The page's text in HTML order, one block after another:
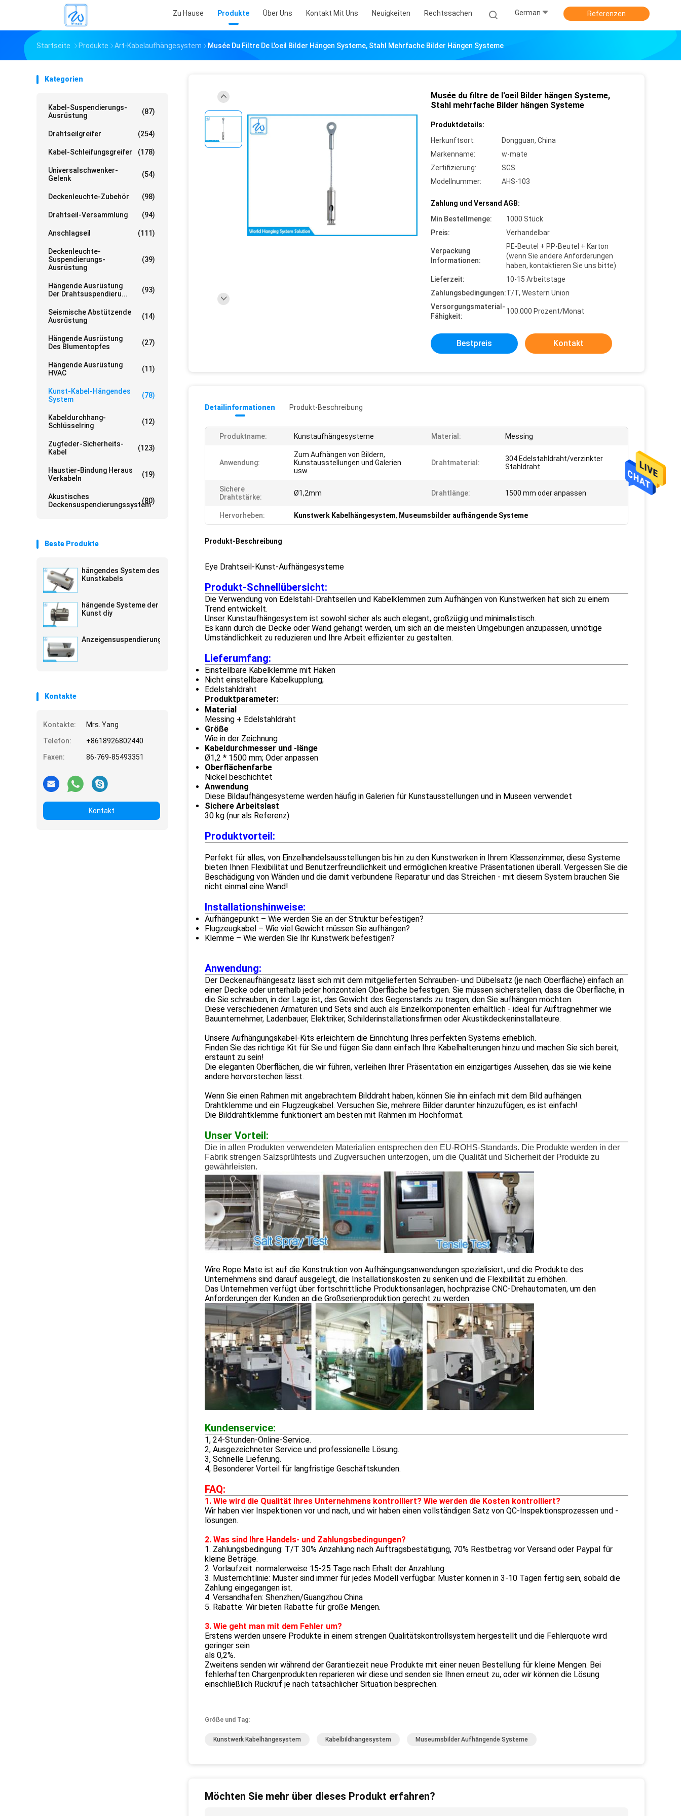
Zu Hause Produkte Über Uns Kontakt Mit Uns Neuigkeiten Rechtssachen German Referenzen
Startseite Produkte Art-Kabelaufhängesystem Musée Du Filtre De L'oeil Bilder Hängen Systeme, Stahl Mehrfache Bilder Hängen Systeme
Kategorien
Kabel-Suspendierungs-
Ausrüstung
(87)
Drahtseilgreifer (254)
Kabel-Schleifungsgreifer (178)
Universalschwenker-
Gelenk
(54)
Deckenleuchte-Zubehör (98)
Drahtseil-Versammlung (94)
Anschlagseil (111)
Deckenleuchte-
Suspendierungs-
Ausrüstung
(39)
Hängende Ausrüstung
Der Drahtsuspendieru...
(93)
Seismische Abstützende
Ausrüstung
(14)
Hängende Ausrüstung
Des Blumentopfes
(27)
Hängende Ausrüstung
HVAC
(11)
Kunst-Kabel-Hängendes
System
(78)
Kabeldurchhang-
Schlüsselring
(12)
Zugfeder-Sicherheits-
Kabel
(123)
Haustier-Bindung Heraus
Verkabeln
(19)
Akustisches
Deckensuspendierungssystem
(80)
Beste Produkte
hängendes System des
Kunstkabels
hängende Systeme der
Kunst diy
Anzeigensuspendierungssysteme
Kontakte
Kontakte:
Mrs. Yang
Telefon:
+8618926802440
Faxen:
86-769-85493351
Kontakt
Musée du filtre de l'oeil Bilder hängen Systeme,
Stahl mehrfache Bilder hängen Systeme
Produktdetails:
Herkunftsort:
Dongguan, China
Markenname:
w-mate
Zertifizierung:
SGS
Modellnummer:
AHS-103
Zahlung und Versand AGB:
Min Bestellmenge:
1000 Stück
Preis:
Verhandelbar
Verpackung
Informationen:
PE-Beutel + PP-Beutel + Karton
(wenn Sie andere Anforderungen
haben, kontaktieren Sie uns bitte)
Lieferzeit:
10-15 Arbeitstage
Zahlungsbedingungen:T/T, Western Union
Versorgungsmaterial-
Fähigkeit:
100.000 Prozent/Monat
Bestpreis Kontakt
Detailinformationen Produkt-Beschreibung
Produktname: Kunstaufhängesysteme Material: Messing
Anwendung:
Zum Aufhängen von Bildern,
Kunstausstellungen und Galerien
usw.
Drahtmaterial:
304 Edelstahldraht/verzinkter
Stahldraht
Sichere
Drahtstärke:
Ø1,2mm Drahtlänge: 1500 mm oder anpassen
Hervorheben: Kunstwerk Kabelhängesystem, Museumsbilder aufhängende Systeme
Produkt-Beschreibung
Eye Drahtseil-Kunst-Aufhängesysteme
Produkt-Schnellübersicht:
Die Verwendung von Edelstahl-Drahtseilen und Kabelklemmen zum Aufhängen von Kunstwerken hat sich zu einem
Trend entwickelt.
Unser Kunstaufhängesystem ist sowohl sicher als auch elegant, großzügig und minimalistisch.
Es kann durch die Decke oder Wand gehängt werden, um sich an die meisten Umgebungen anzupassen, unnötige
Umständlichkeit zu reduzieren und Ihre Arbeit effizienter zu gestalten.
Lieferumfang:
Einstellbare Kabelklemme mit Haken
Nicht einstellbare Kabelkupplung;
Edelstahldraht
Produktparameter:
Material
Messing + Edelstahldraht
Größe
Wie in der Zeichnung
Kabeldurchmesser und -länge
Ø1,2 * 1500 mm; Oder anpassen
Oberflächenfarbe
Nickel beschichtet
Anwendung
Diese Bildaufhängesysteme werden häufig in Galerien für Kunstausstellungen und in Museen verwendet
Sichere Arbeitslast
30 kg (nur als Referenz)
Produktvorteil:
Perfekt für alles, von Einzelhandelsausstellungen bis hin zu den Kunstwerken in Ihrem Klassenzimmer, diese Systeme
bieten Ihnen Flexibilität und Benutzerfreundlichkeit und ermöglichen kreative Präsentationen überall. Vergessen Sie die
Beschädigung von Wänden und die damit verbundene Reparatur und das Streichen - mit diesem System brauchen Sie
nicht einmal eine Wand!
Installationshinweise:
Aufhängepunkt – Wie werden Sie an der Struktur befestigen?
Flugzeugkabel – Wie viel Gewicht müssen Sie aufhängen?
Klemme – Wie werden Sie Ihr Kunstwerk befestigen?
Anwendung:
Der Deckenaufhängesatz lässt sich mit dem mitgelieferten Schrauben- und Dübelsatz (je nach Oberfläche) einfach an
einer Decke oder unterhalb jeder horizontalen Oberfläche befestigen. Sie müssen sicherstellen, dass die Oberfläche, in
die Sie schrauben, in der Lage ist, das Gewicht des Gegenstands zu tragen, den Sie aufhängen möchten.
Diese verschiedenen Armaturen und Sets sind auch als Einzelkomponenten erhältlich - ideal für Auftragnehmer wie
Bauunternehmer, Ladenbauer, Elektriker, Schilderinstallationsfirmen oder Akustikdeckeninstallateure.
Unsere Aufhängungskabel-Kits erleichtern die Einrichtung Ihres perfekten Systems erheblich.
Finden Sie das richtige Kit für Sie und fügen Sie dann einfach Ihre Kabelhalterungen hinzu und machen Sie sich bereit,
erstaunt zu sein!
Die eleganten Oberflächen, die wir führen, verleihen Ihrer Präsentation ein einzigartiges Aussehen, das sie wie keine
andere hervorstechen lässt.
Wenn Sie einen Rahmen mit angebrachtem Bilddraht haben, können Sie ihn einfach mit dem Bild aufhängen.
Drahtklemme und ein Flugzeugkabel. Versuchen Sie, mehrere Bilder darunter hinzuzufügen, es ist einfach!
Die Bilddrahtklemme funktioniert am besten mit Rahmen im Hochformat.
Unser Vorteil:
Die in allen Produkten verwendeten Materialien entsprechen den EU-ROHS-Standards. Die Produkte werden in der
Fabrik strengen Salzsprühtests und Zugversuchen unterzogen, um die Qualität und Sicherheit der Produkte zu
gewährleisten.
Wire Rope Mate ist auf die Konstruktion von Aufhängungsanwendungen spezialisiert, und die Produkte des
Unternehmens sind darauf ausgelegt, die Installationskosten zu senken und die Flexibilität zu erhöhen.
Das Unternehmen verfügt über fortschrittliche Produktionsanlagen, hochpräzise CNC-Drehautomaten, um den
Anforderungen der Kunden an die Großserienproduktion gerecht zu werden.
Kundenservice:
1, 24-Stunden-Online-Service.
2, Ausgezeichneter Service und professionelle Lösung.
3, Schnelle Lieferung.
4, Besonderer Vorteil für langfristige Geschäftskunden.
FAQ:
1. Wie wird die Qualität Ihres Unternehmens kontrolliert? Wie werden die Kosten kontrolliert?
Wir haben vier Inspektionen vor und nach, und wir haben einen vollständigen Satz von QC-Inspektionsprozessen und -
lösungen.
2. Was sind Ihre Handels- und Zahlungsbedingungen?
1. Zahlungsbedingung: T/T 30% Anzahlung nach Auftragsbestätigung, 70% Restbetrag vor Versand oder Paypal für
kleine Beträge.
2. Vorlaufzeit: normalerweise 15-25 Tage nach Erhalt der Anzahlung.
3. Musterrichtlinie: Muster sind immer für jedes Modell verfügbar. Muster können in 3-10 Tagen fertig sein, sobald die
Zahlung eingegangen ist.
4. Versandhafen: Shenzhen/Guangzhou China
5. Rabatte: Wir bieten Rabatte für große Mengen.
3. Wie geht man mit dem Fehler um?
Erstens werden unsere Produkte in einem strengen Qualitätskontrollsystem hergestellt und die Fehlerquote wird
geringer sein
als 0,2%.
Zweitens senden wir während der Garantiezeit neue Produkte mit einer neuen Bestellung für kleine Mengen. Bei
fehlerhaften Chargenprodukten reparieren wir diese und senden sie Ihnen erneut zu, oder wir können die Lösung
einschließlich Rückruf je nach tatsächlicher Situation besprechen.
Größe und Tag:
Kunstwerk Kabelhängesystem Kabelbildhängesystem Museumsbilder Aufhängende Systeme
Möchten Sie mehr über dieses Produkt erfahren?